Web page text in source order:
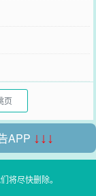
APP ↓↓↓
将尽快删除。